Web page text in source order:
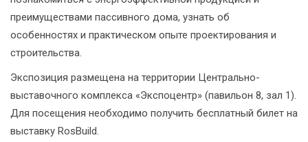
преимуществами пассивного дома, узнать об
особенностях и практическом опыте проектирования и
строительства.
Экспозиция размещена на территории Центрально-
выставочного комплекса «Экспоцентр» (павильон 8, зал 1).
Для посещения необходимо получить бесплатный билет на
выставку RosBuild.